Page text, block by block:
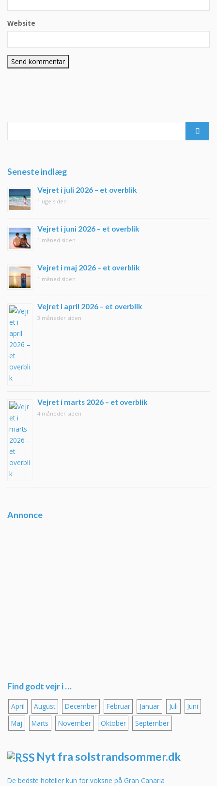
Website
Seneste indlæg
Vejret i juli 2026 – et overblik
1 uge siden
Vejret i juni 2026 – et overblik
1 måned siden
Vejret i maj 2026 – et overblik
1 måned siden
Vejret i april 2026 – et overblik
3 måneder siden
Vejret i marts 2026 – et overblik
4 måneder siden
Annonce
Find godt vejr i …
April August December Februar Januar Juli
Juni
Maj
Marts November Oktober September
Nyt fra solstrandsommer.dk
De bedste hoteller kun for voksne på Gran Canaria